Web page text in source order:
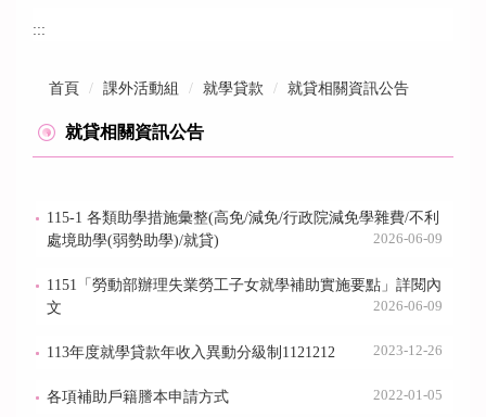
:::
首頁 課外活動組 就學貸款 就貸相關資訊公告
就貸相關資訊公告
115-1 各類助學措施彙整(高免/減免/行政院減免學雜費/不利
處境助學(弱勢助學)/就貸)
2026-06-09
1151「勞動部辦理失業勞工子女就學補助實施要點」詳閱內
文
2026-06-09
113年度就學貸款年收入異動分級制1121212 2023-12-26
各項補助戶籍謄本申請方式 2022-01-05